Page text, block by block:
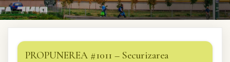
PROPUNEREA #1011 – Securizarea